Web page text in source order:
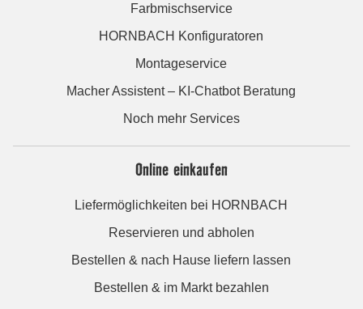
Farbmischservice
HORNBACH Konfiguratoren
Montageservice
Macher Assistent – KI-Chatbot Beratung
Noch mehr Services
Online einkaufen
Liefermöglichkeiten bei HORNBACH
Reservieren und abholen
Bestellen & nach Hause liefern lassen
Bestellen & im Markt bezahlen